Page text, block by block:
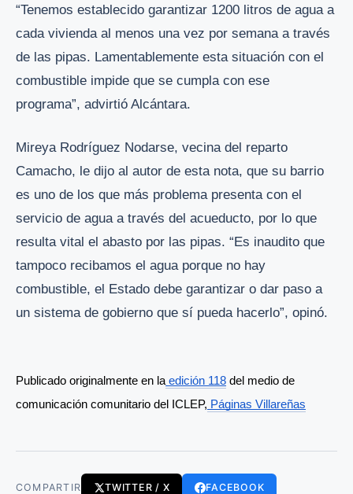
“Tenemos establecido garantizar 1200 litros de agua a
cada vivienda al menos una vez por semana a través
de las pipas. Lamentablemente esta situación con el
combustible impide que se cumpla con ese
programa”, advirtió Alcántara.
Mireya Rodríguez Nodarse, vecina del reparto
Camacho, le dijo al autor de esta nota, que su barrio
es uno de los que más problema presenta con el
servicio de agua a través del acueducto, por lo que
resulta vital el abasto por las pipas. “Es inaudito que
tampoco recibamos el agua porque no hay
combustible, el Estado debe garantizar o dar paso a
un sistema de gobierno que sí pueda hacerlo”, opinó.
Publicado originalmente en la edición 118 del medio de
comunicación comunitario del ICLEP, Páginas Villareñas
COMPARTIR TWITTER / X FACEBOOK